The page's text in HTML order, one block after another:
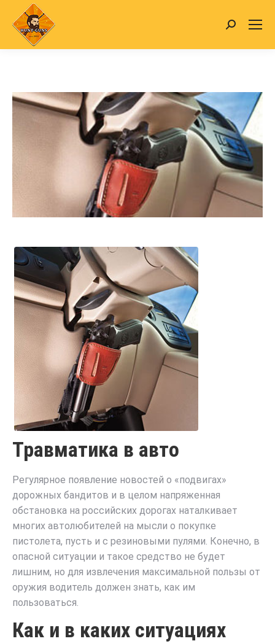
Search:
Травматика в авто
Регулярное появление новостей о «подвигах»
дорожных бандитов и в целом напряженная
обстановка на российских дорогах наталкивает
многих автолюбителей на мысли о покупке
пистолета, пусть и с резиновыми пулями. Конечно, в
опасной ситуации и такое средство не будет
лишним, но для извлечения максимальной пользы от
оружия водитель должен знать, как им
пользоваться.
Как и в каких ситуациях